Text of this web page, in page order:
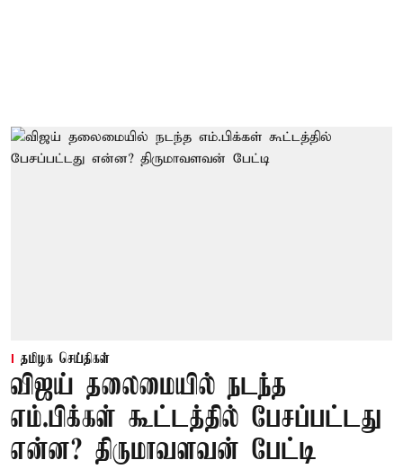
தமிழக செய்திகள்
விஜய் தலைமையில் நடந்த
எம்.பிக்கள் கூட்டத்தில் பேசப்பட்டது
என்ன? திருமாவளவன் பேட்டி